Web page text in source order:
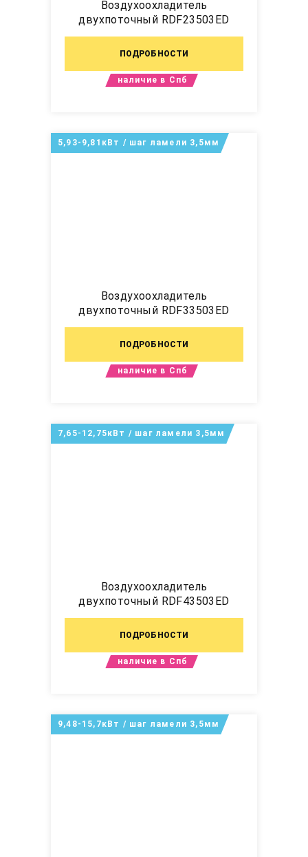
Воздухоохладитель
двухпоточный RDF23503ED
ПОДРОБНОСТИ
наличие в Спб
Воздухоохладитель
двухпоточный RDF33503ED
ПОДРОБНОСТИ
5,93-9,81кВт / шаг ламели 3,5мм
наличие в Спб
Воздухоохладитель
двухпоточный RDF43503ED
ПОДРОБНОСТИ
7,65-12,75кВт / шаг ламели 3,5мм
наличие в Спб
9,48-15,7кВт / шаг ламели 3,5мм